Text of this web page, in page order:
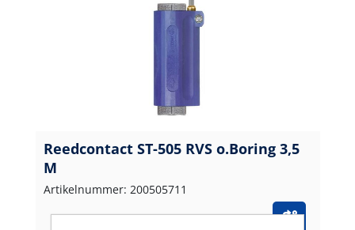
Reedcontact ST-505 RVS o.Boring 3,5
M
Artikelnummer: 200505711